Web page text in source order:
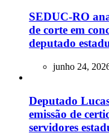
SEDUC-RO
de corte em
deputado
junho 24,
Deputado
emissão de
servidores